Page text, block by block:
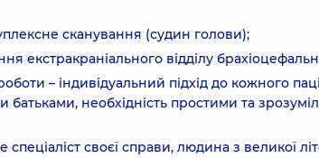
сканування (судин голови);
екстракраніального відділу
– індивідуальний підхід до кожного
батьками, необхідність простими та
спеціаліст своєї справи, людина з великої